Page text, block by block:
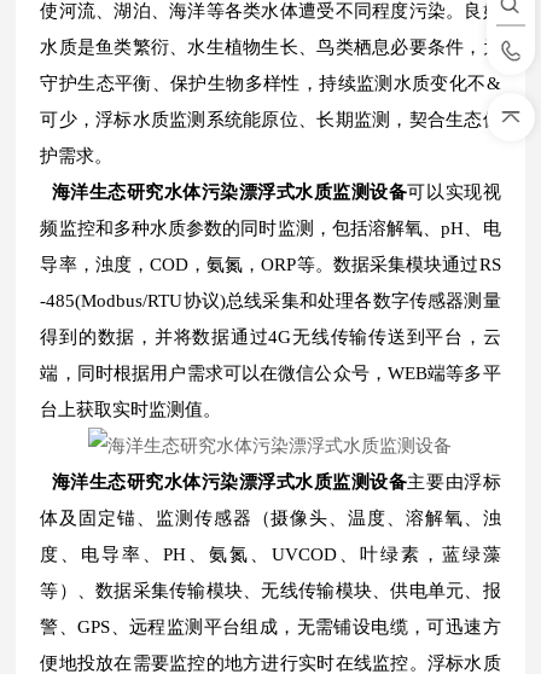
使河流、湖泊、海洋等各类水体遭受不同程度污染。良好
水质是鱼类繁衍、水生植物生长、鸟类栖息必要条件，为
守护生态平衡、保护生物多样性，持续监测水质变化不&
可少，浮标水质监测系统能原位、长期监测，契合生态保
护需求。
海洋生态研究水体污染漂浮式水质监测设备可以实现视
频监控和多种水质参数的同时监测，包括溶解氧、pH、电
导率，浊度，COD，氨氮，ORP等。数据采集模块通过RS
-485(Modbus/RTU协议)总线采集和处理各数字传感器测量
得到的数据，并将数据通过4G无线传输传送到平台，云
端，同时根据用户需求可以在微信公众号，WEB端等多平
台上获取实时监测值。
海洋生态研究水体污染漂浮式水质监测设备主要由浮标
体及固定锚、监测传感器（摄像头、温度、溶解氧、浊
度、电导率、PH、氨氮、UVCOD、叶绿素，蓝绿藻
等）、数据采集传输模块、无线传输模块、供电单元、报
警、GPS、远程监测平台组成，无需铺设电缆，可迅速方
便地投放在需要监控的地方进行实时在线监控。浮标水质